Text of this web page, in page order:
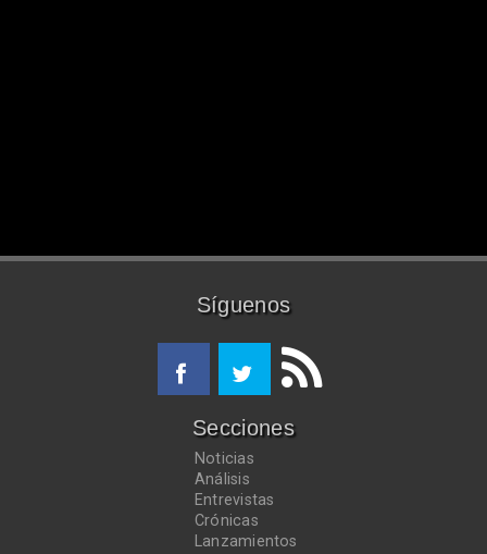
Síguenos
Secciones
Noticias
Análisis
Entrevistas
Crónicas
Lanzamientos